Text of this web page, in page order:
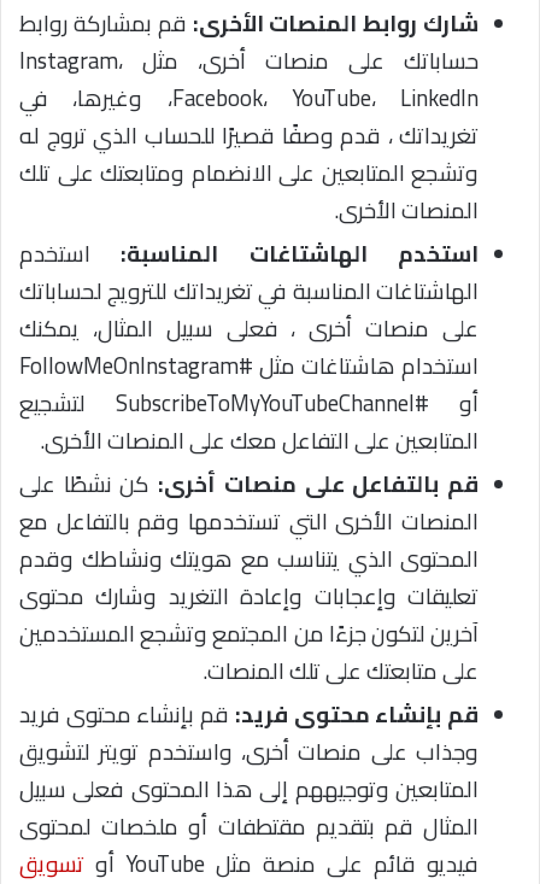
شارك روابط المنصات الأخرى: قم بمشاركة روابط
حساباتك على منصات أخرى، مثل Instagram،
Facebook، YouTube، LinkedIn، وغيرها، في
تغريداتك ، قدم وصفًا قصيرًا للحساب الذي تروج له
وتشجع المتابعين على الانضمام ومتابعتك على تلك
المنصات الأخرى.
استخدم الهاشتاغات المناسبة: استخدم
الهاشتاغات المناسبة في تغريداتك للترويج لحساباتك
على منصات أخرى ، فعلى سبيل المثال، يمكنك
استخدام هاشتاغات مثل #FollowMeOnInstagram
أو #SubscribeToMyYouTubeChannel لتشجيع
المتابعين على التفاعل معك على المنصات الأخرى.
قم بالتفاعل على منصات أخرى: كن نشطًا على
المنصات الأخرى التي تستخدمها وقم بالتفاعل مع
المحتوى الذي يتناسب مع هويتك ونشاطك وقدم
تعليقات وإعجابات وإعادة التغريد وشارك محتوى
آخرين لتكون جزءًا من المجتمع وتشجع المستخدمين
على متابعتك على تلك المنصات.
قم بإنشاء محتوى فريد: قم بإنشاء محتوى فريد
وجذاب على منصات أخرى، واستخدم تويتر لتشويق
المتابعين وتوجيههم إلى هذا المحتوى فعلى سبيل
المثال قم بتقديم مقتطفات أو ملخصات لمحتوى
فيديو قائم على منصة مثل YouTube أو
تسويق